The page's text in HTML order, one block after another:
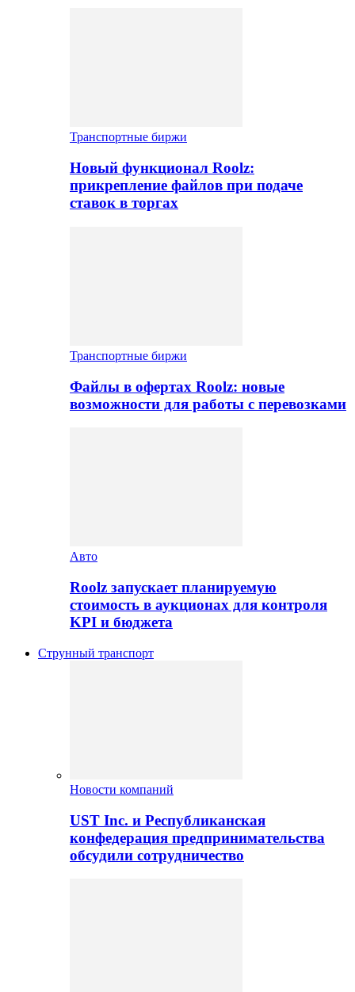
Транспортные биржи
Новый функционал Roolz:
прикрепление файлов при подаче
ставок в торгах
Транспортные биржи
Файлы в офертах Roolz: новые
возможности для работы с перевозками
Авто
Roolz запускает планируемую
стоимость в аукционах для контроля
KPI и бюджета
Струнный транспорт
Новости компаний
UST Inc. и Республиканская
конфедерация предпринимательства
обсудили сотрудничество